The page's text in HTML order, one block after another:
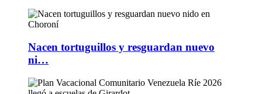
Nacen tortuguillos y resguardan nuevo
ni…